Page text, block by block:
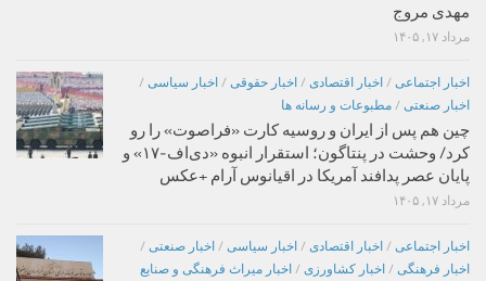
مهدی مروج
مرداد ۱۷, ۱۴۰۵
اخبار اجتماعی / اخبار اقتصادی / اخبار حقوقی / اخبار سیاسی /
اخبار صنعتی / مطبوعات و رسانه ها
چین هم پس از ایران و روسیه کارت «فراصوت» را رو
کرد/ وحشت در پنتاگون؛ استقرار انبوه «دی‌اف‑۱۷» و
پایان عصر پدافند آمریکا در اقیانوس آرام +عکس
مرداد ۱۷, ۱۴۰۵
اخبار اجتماعی / اخبار اقتصادی / اخبار سیاسی / اخبار صنعتی /
اخبار فرهنگی / اخبار کشاورزی / اخبار میراث فرهنگی و صنایع